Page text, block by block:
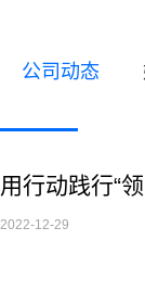
公司动态
用行动践行“
2022-12-29